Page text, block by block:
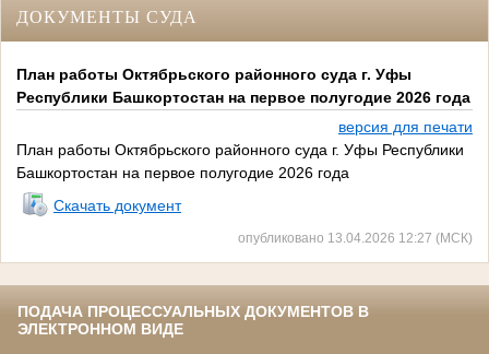
ДОКУМЕНТЫ СУДА
План работы Октябрьского районного суда г. Уфы
Республики Башкортостан на первое полугодие 2026 года
версия для печати
План работы Октябрьского районного суда г. Уфы Республики
Башкортостан на первое полугодие 2026 года
Скачать документ
опубликовано 13.04.2026 12:27 (МСК)
ПОДАЧА ПРОЦЕССУАЛЬНЫХ ДОКУМЕНТОВ В
ЭЛЕКТРОННОМ ВИДЕ